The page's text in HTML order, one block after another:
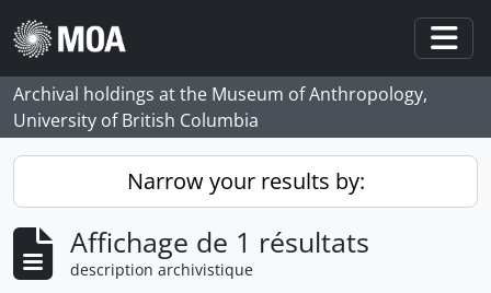
Skip to main content
Archival holdings at the Museum of Anthropology,
University of British Columbia
Narrow your results by:
Affichage de 1 résultats
description archivistique